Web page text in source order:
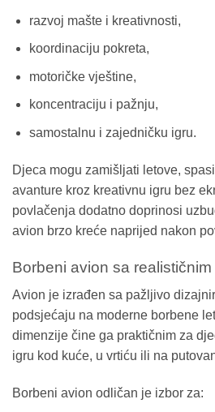
razvoj mašte i kreativnosti,
koordinaciju pokreta,
motoričke vještine,
koncentraciju i pažnju,
samostalnu i zajedničku igru.
Djeca mogu zamišljati letove,
avanture kroz kreativnu igru bez
povlačenja dodatno doprinosi
avion brzo kreće naprijed nakon
Borbeni avion sa
Avion je izrađen sa pažljivo
podsjećaju na moderne borbene
dimenzije čine ga praktičnim za
igru kod kuće, u vrtiću ili na
Borbeni avion odličan je izbor za: